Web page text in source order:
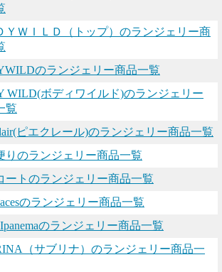
ＹＷＩＬＤ（トップ）のランジェリー商
のランジェリー商品一覧
WILD(ボディワイルド)のランジェリー
覧
ピエクレール)のランジェリー商品一覧
りのランジェリー商品一覧
ートのランジェリー商品一覧
のランジェリー商品一覧
のランジェリー商品一覧
（サブリナ）のランジェリー商品一